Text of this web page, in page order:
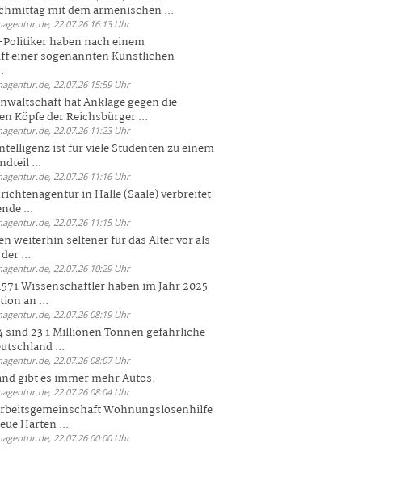
mit dem armenischen ...
22.07.26 16:13 Uhr
haben nach einem
einer sogenannten Künstlichen
22.07.26 15:59 Uhr
hat Anklage gegen die
Köpfe der Reichsbürger ...
22.07.26 11:23 Uhr
ist für viele Studenten zu einem
...
22.07.26 11:16 Uhr
in Halle (Saale) verbreitet
...
22.07.26 11:15 Uhr
weiterhin seltener für das Alter vor als
...
22.07.26 10:29 Uhr
Wissenschaftler haben im Jahr 2025
an ...
22.07.26 08:19 Uhr
sind 23 1 Millionen Tonnen gefährliche
...
22.07.26 08:07 Uhr
gibt es immer mehr Autos.
22.07.26 08:04 Uhr
Wohnungslosenhilfe
Härten ...
22.07.26 00:00 Uhr